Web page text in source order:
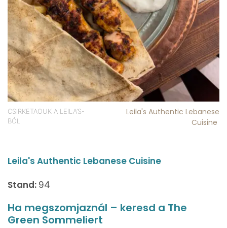
CSIRKETAOUK A LEILA’S-
BÓL
Leila's Authentic Lebanese
Cuisine
Leila's Authentic Lebanese Cuisine
Stand: 94
Ha megszomjaznál – keresd a The
Green Sommeliert